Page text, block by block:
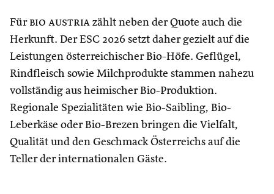
Für bio austria zählt neben der Quote auch die
Herkunft. Der ESC 2026 setzt daher gezielt auf die
Leistungen österreichischer Bio-Höfe. Geflügel,
Rindfleisch sowie Milchprodukte stammen nahezu
vollständig aus heimischer Bio-Produktion.
Regionale Spezialitäten wie Bio-Saibling, Bio-
Leberkäse oder Bio-Brezen bringen die Vielfalt,
Qualität und den Geschmack Österreichs auf die
Teller der internationalen Gäste.